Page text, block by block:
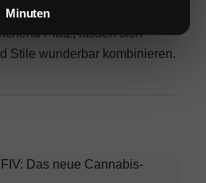
Fantasie sind keine Grenzen
Platz, lassen sich
Stile wunderbar kombinieren.
Minuten